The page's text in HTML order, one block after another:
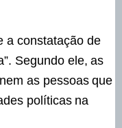
a constatação de
Segundo ele, as
as pessoas que
políticas na